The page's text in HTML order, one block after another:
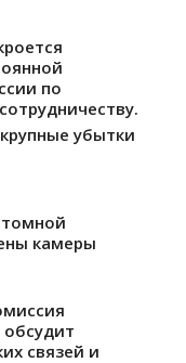
по
убытки
камеры
связей и